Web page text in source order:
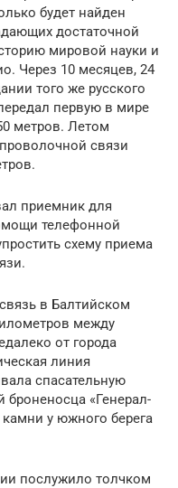
будет найден
достаточной
мировой науки и
Через 10 месяцев, 24
того же русского
первую в мире
метров. Летом
связи
приемник для
телефонной
схему приема
в Балтийском
между
от города
линия
спасательную
«Генерал-
у южного берега
послужило толчком